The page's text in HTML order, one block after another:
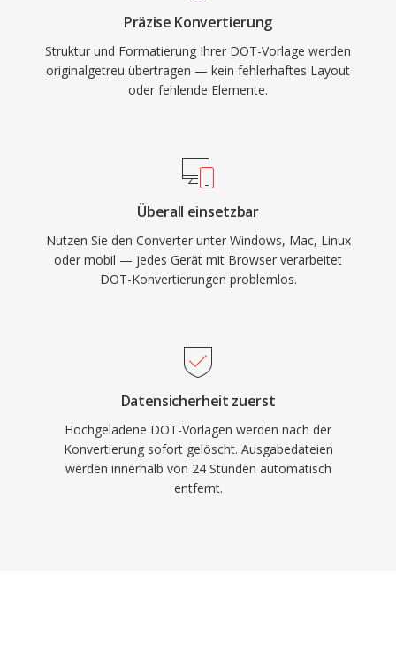
Präzise Konvertierung
Struktur und Formatierung Ihrer DOT-Vorlage werden
originalgetreu übertragen — kein fehlerhaftes Layout
oder fehlende Elemente.
Überall einsetzbar
Nutzen Sie den Converter unter Windows, Mac, Linux
oder mobil — jedes Gerät mit Browser verarbeitet
DOT-Konvertierungen problemlos.
Datensicherheit zuerst
Hochgeladene DOT-Vorlagen werden nach der
Konvertierung sofort gelöscht. Ausgabedateien
werden innerhalb von 24 Stunden automatisch
entfernt.